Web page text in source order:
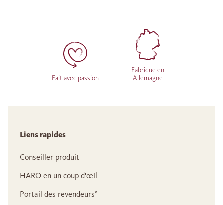
Fait avec passion
Fabriqué en
Allemagne
Liens rapides
Conseiller produit
HARO en un coup d'œil
Portail des revendeurs°